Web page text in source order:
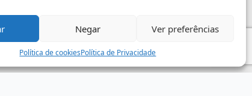
Negar Ver preferências
Política de cookiesPolítica de Privacidade